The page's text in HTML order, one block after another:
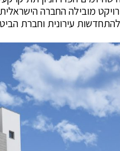
מובילה החברה
להתחדשות עירונית וחברת